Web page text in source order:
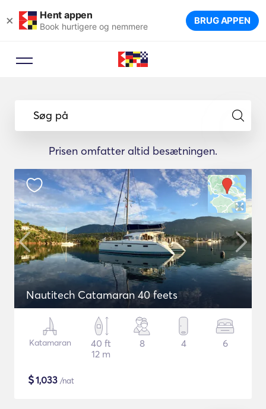
× Hent appen
Book hurtigere og nemmere BRUG APPEN
Søg på
Prisen omfatter altid besætningen.
Nautitech Catamaran 40 feets
Katamaran
40 ft
12 m
8 4 6
$1,033 /nat